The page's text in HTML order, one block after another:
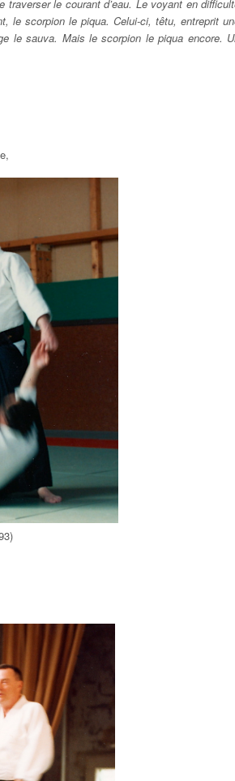
traverser le courant d’eau. Le voyant en
le scorpion le piqua. Celui-ci, têtu, entreprit
le sauva. Mais le scorpion le piqua encore.